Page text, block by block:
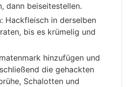
dann beiseitestellen.
Hackfleisch in derselben
bis es krümelig und
hinzufügen und
die gehackten
Schalotten und